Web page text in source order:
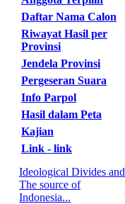
Daftar Nama Calon
Riwayat Hasil per
Provinsi
Jendela Provinsi
Pergeseran Suara
Info Parpol
Hasil dalam Peta
Kajian
Link - link
Ideological Divides and
The source of
Indonesia...